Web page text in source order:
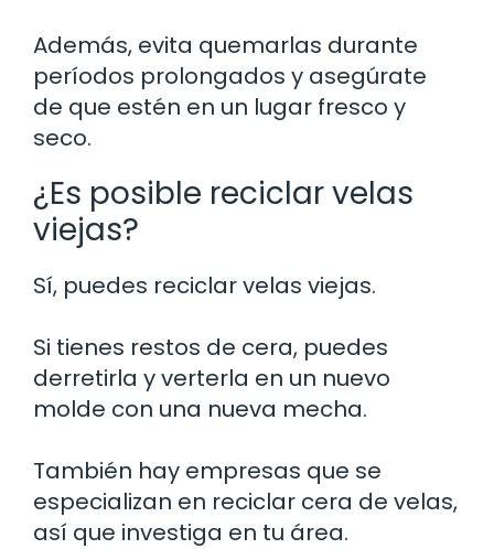
Además, evita quemarlas durante
períodos prolongados y asegúrate
de que estén en un lugar fresco y
seco.
¿Es posible reciclar velas
viejas?
Sí, puedes reciclar velas viejas.
Si tienes restos de cera, puedes
derretirla y verterla en un nuevo
molde con una nueva mecha.
También hay empresas que se
especializan en reciclar cera de velas,
así que investiga en tu área.